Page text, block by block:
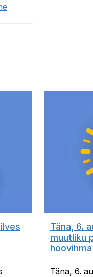
Täna, 6.
muutliku
hoovihma
Täna, 6.